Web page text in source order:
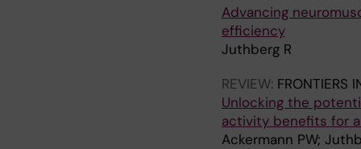
Advancing
efficiency
Juthberg R
REVIEW: FRONTIERS
Unlocking the
activity benefits for
Ackermann PW;